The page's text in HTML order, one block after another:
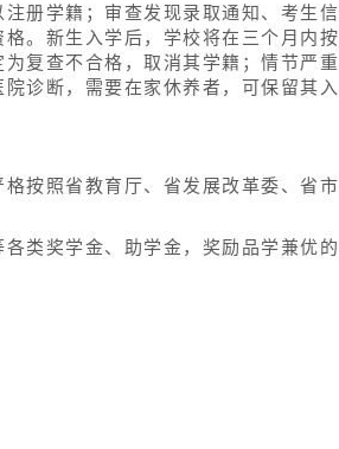
册学籍；审查发现录取通知、考生信
。新生入学后，学校将在三个月内按
复查不合格，取消其学籍；情节严重
诊断，需要在家休养者，可保留其入
按照省教育厅、省发展改革委、省市
类奖学金、助学金，奖励品学兼优的